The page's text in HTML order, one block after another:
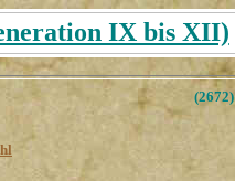
IX bis XII)
(2672)